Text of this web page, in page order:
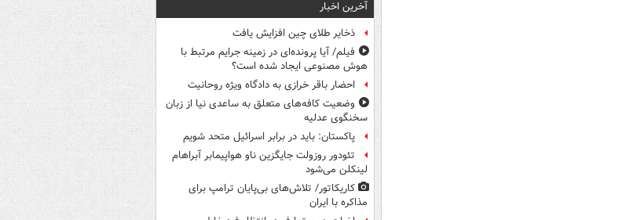
آخرین اخبار
ذخایر طلای چین افزایش یافت
فیلم/ آیا پرونده‌ای در زمینه جرایم مرتبط با
هوش مصنوعی ایجاد شده است؟
احضار باقر خرازی به دادگاه ویژه روحانیت
وضعیت کافه‌های متعلق به ساعدی نیا از زبان
سخنگوی عدلیه
پاکستان: باید در برابر اسرائیل متحد شویم
تئودور روزولت جایگزین ناو هواپیمابر آبراهام
لینکلن می‌شود
کاریکاتور/ تلاش‌های بی‌پایان ترامپ برای
مذاکره با ایران